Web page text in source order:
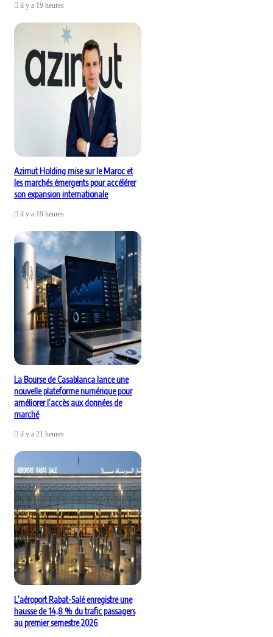
il y a 19 heures
Azimut Holding mise sur le Maroc et
les marchés émergents pour accélérer
son expansion internationale
il y a 19 heures
La Bourse de Casablanca lance une
nouvelle plateforme numérique pour
améliorer l’accès aux données de
marché
il y a 21 heures
L’aéroport Rabat-Salé enregistre une
hausse de 14,8 % du trafic passagers
au premier semestre 2026